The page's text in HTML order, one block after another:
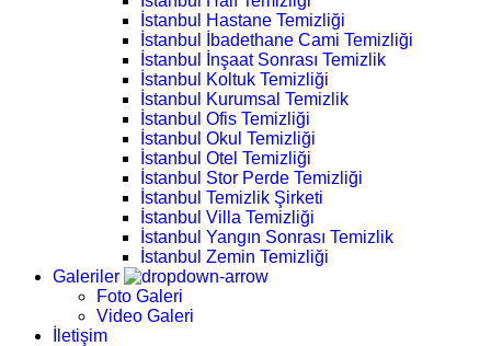
İstanbul Hastane Temizliği
İstanbul İbadethane Cami Temizliği
İstanbul İnşaat Sonrası Temizlik
İstanbul Koltuk Temizliği
İstanbul Kurumsal Temizlik
İstanbul Ofis Temizliği
İstanbul Okul Temizliği
İstanbul Otel Temizliği
İstanbul Stor Perde Temizliği
İstanbul Temizlik Şirketi
İstanbul Villa Temizliği
İstanbul Yangın Sonrası Temizlik
İstanbul Zemin Temizliği
Galeriler
Foto Galeri
Video Galeri
İletişim